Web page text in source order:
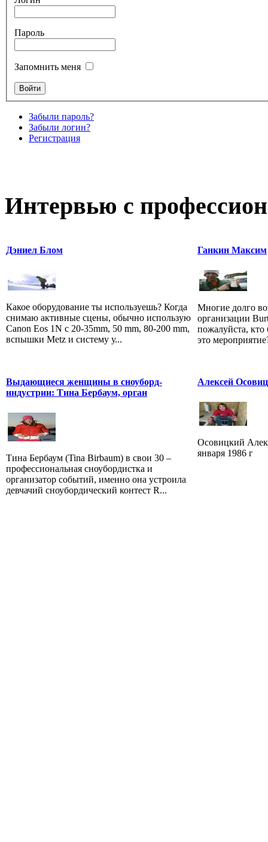
Пароль
Запомнить меня
Забыли пароль?
Забыли логин?
Регистрация
Интервью с
Дэниел Блом
Какое оборудование ты используешь? Когда
снимаю активные сцены, обычно использую
Canon Eos 1N c 20-35mm, 50 mm, 80-200 mm,
вспышки Metz и систему у...
Ганкин Максим
Многие долго
организации
пожалуйста, кто
это
Выдающиеся женщины в сноуборд-
индустрии: Тина Бербаум, орган
Тина Бербаум (Tina Birbaum) в свои 30 –
профессиональная сноубордистка и
организатор событий, именно она устроила
девчачий сноубордический контест R...
Алексей
Осовицкий
января 1986 г